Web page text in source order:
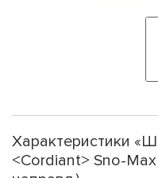
Характеристики
<Cordiant> Sno-